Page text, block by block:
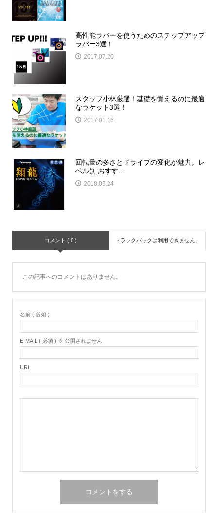
高性能ラバーを使うためのステップアップ
ラバー3選！
2017.07.20
スタッフ小林厳選！基礎を覚えるのに最適
なラケット3選！
2017.01.16
回転量の多さとドライブの変化が魅力。レ
ベル別 おすす...
2018.05.24
コメント ( 0 ) トラックバックは利用できません。
この記事へのコメントはありません。
名前 ( 必須 )
E-MAIL ( 必須 ) ※ 公開されません
URL